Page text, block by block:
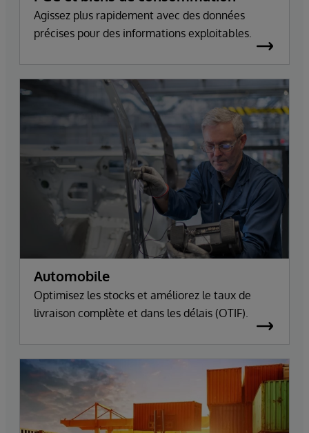
Agissez plus rapidement avec des données
précises pour des informations exploitables.
Automobile
Optimisez les stocks et améliorez le taux de
livraison complète et dans les délais (OTIF).